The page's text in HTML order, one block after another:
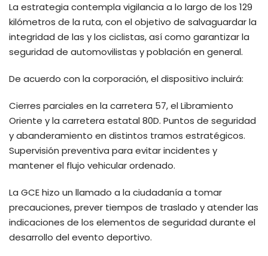
La estrategia contempla vigilancia a lo largo de los 129
kilómetros de la ruta, con el objetivo de salvaguardar la
integridad de las y los ciclistas, así como garantizar la
seguridad de automovilistas y población en general.
De acuerdo con la corporación, el dispositivo incluirá:
Cierres parciales en la carretera 57, el Libramiento
Oriente y la carretera estatal 80D. Puntos de seguridad
y abanderamiento en distintos tramos estratégicos.
Supervisión preventiva para evitar incidentes y
mantener el flujo vehicular ordenado.
La GCE hizo un llamado a la ciudadanía a tomar
precauciones, prever tiempos de traslado y atender las
indicaciones de los elementos de seguridad durante el
desarrollo del evento deportivo.